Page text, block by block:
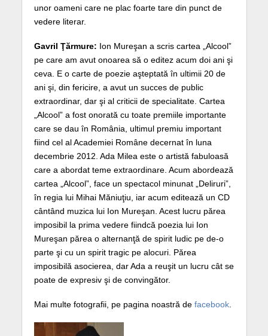
unor oameni care ne plac foarte tare din punct de
vedere literar.
Gavril Ţărmure: Ion Mureşan a scris cartea „Alcool”
pe care am avut onoarea să o editez acum doi ani şi
ceva. E o carte de poezie aşteptată în ultimii 20 de
ani şi, din fericire, a avut un succes de public
extraordinar, dar şi al criticii de specialitate. Cartea
„Alcool” a fost onorată cu toate premiile importante
care se dau în România, ultimul premiu important
fiind cel al Academiei Române decernat în luna
decembrie 2012. Ada Milea este o artistă fabuloasă
care a abordat teme extraordinare. Acum abordează
cartea „Alcool”, face un spectacol minunat „Deliruri”,
în regia lui Mihai Măniuţiu, iar acum editează un CD
cântând muzica lui Ion Mureşan. Acest lucru părea
imposibil la prima vedere fiindcă poezia lui Ion
Mureşan părea o alternanţă de spirit ludic pe de-o
parte şi cu un spirit tragic pe alocuri. Părea
imposibilă asocierea, dar Ada a reuşit un lucru cât se
poate de expresiv şi de convingător.
Mai multe fotografii, pe pagina noastră de facebook.